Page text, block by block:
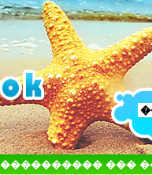
���������� ���